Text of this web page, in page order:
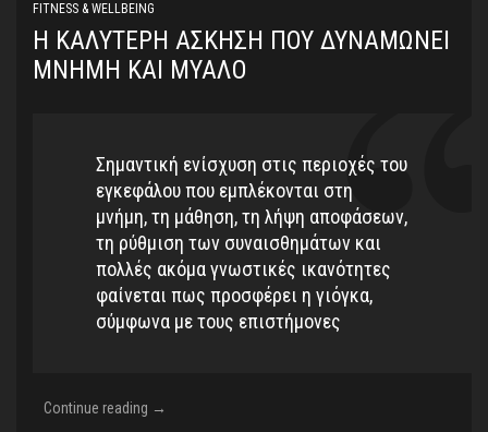
FITNESS & WELLBEING
Η ΚΑΛΎΤΕΡΗ ΆΣΚΗΣΗ ΠΟΥ ΔΥΝΑΜΏΝΕΙ
ΜΝΉΜΗ ΚΑΙ ΜΥΑΛΌ
Σημαντική ενίσχυση στις περιοχές του
εγκεφάλου που εμπλέκονται στη
μνήμη, τη μάθηση, τη λήψη αποφάσεων,
τη ρύθμιση των συναισθημάτων και
πολλές ακόμα γνωστικές ικανότητες
φαίνεται πως προσφέρει η γιόγκα,
σύμφωνα με τους επιστήμονες
Continue reading Η
→